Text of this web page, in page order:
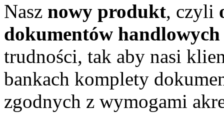
Nasz nowy produkt, czyli
dokumentów
trudności, tak aby nasi
bankach komplety
zgodnych z wymogami